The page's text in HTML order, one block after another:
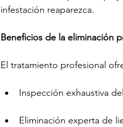
infestación reaparezca.
Beneficios de la eliminación
El tratamiento profesional
Inspección exhaustiva
Eliminación experta de